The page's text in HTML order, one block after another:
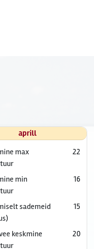
aprill
max
22
min
16
sademeid
15
keskmine
20